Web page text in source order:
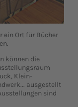
ein Ort für Bücher
können die
Klein-
ausgestellt
sind